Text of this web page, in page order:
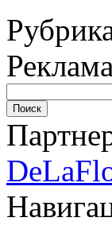
Реклама